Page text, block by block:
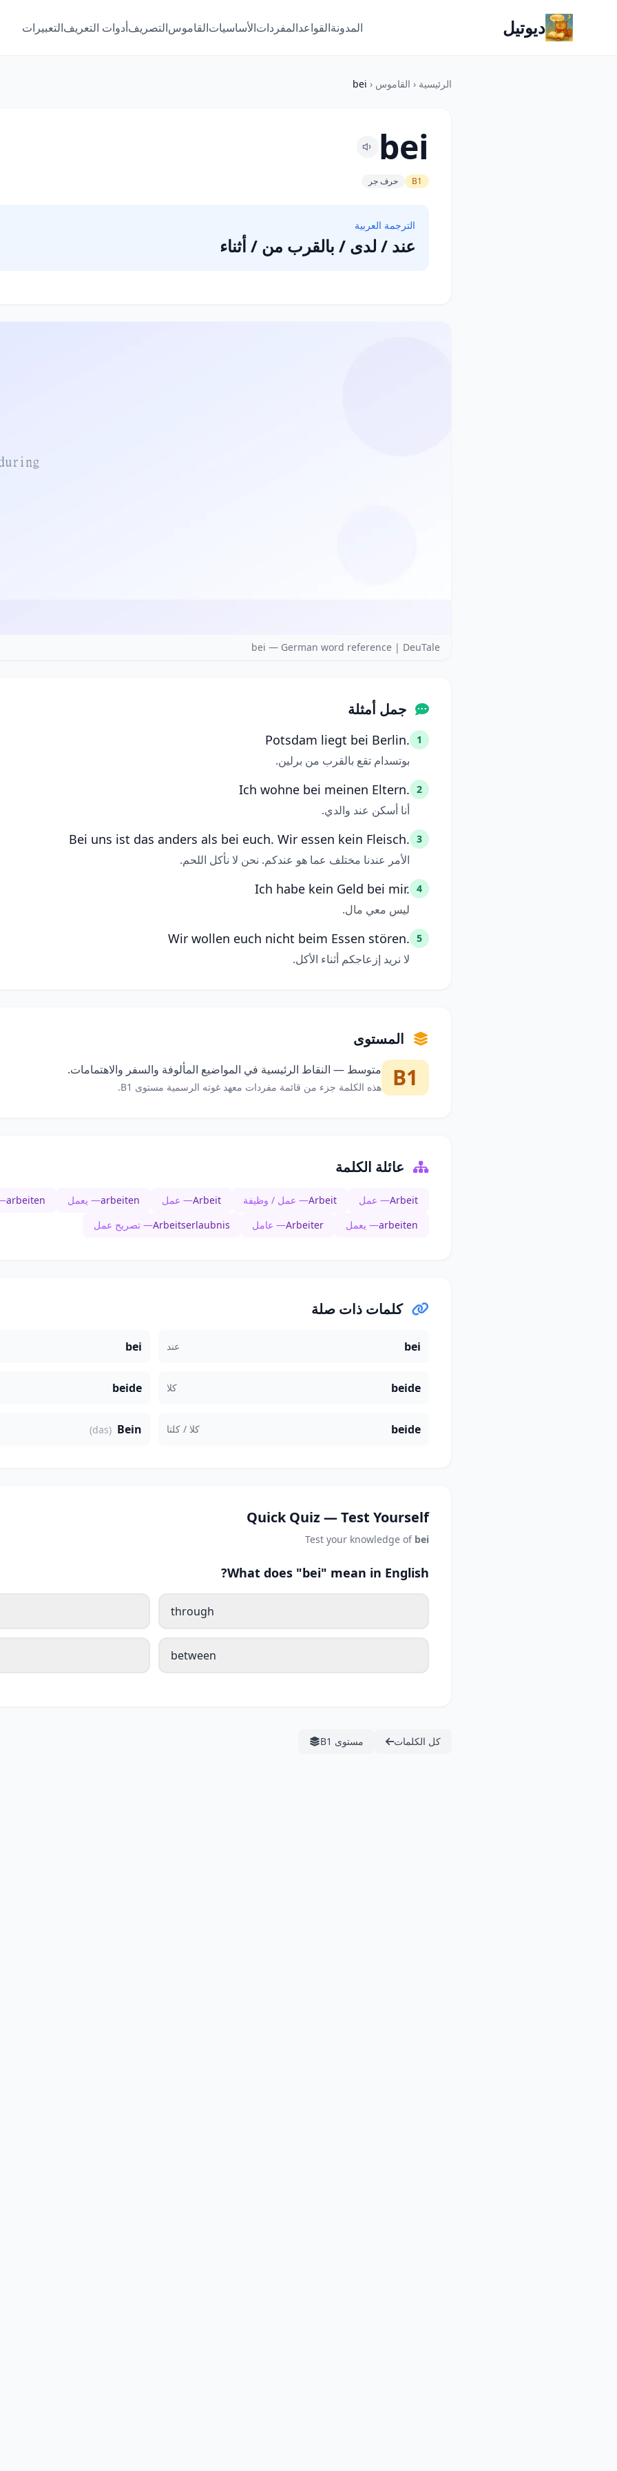
ديوتيل المدونةالقواعدالمفرداتالأساسياتالقاموسالتصريفأدوات التعريفالتعبيرات
الرئيسية ‹ القاموس ‹
bei
bei
B1 حرف جر
الترجمة العربية
عند / لدى / بالقرب من / أثناء
bei — German word reference | DeuTale
جمل أمثلة
1
Potsdam liegt bei Berlin.
بوتسدام تقع بالقرب من برلين.
2
Ich wohne bei meinen Eltern.
أنا أسكن عند والدي.
3
Bei uns ist das anders als bei euch. Wir essen kein Fleisch.
الأمر عندنا مختلف عما هو عندكم. نحن لا نأكل اللحم.
4
Ich habe kein Geld bei mir.
ليس معي مال.
5
Wir wollen euch nicht beim Essen stören.
لا نريد إزعاجكم أثناء الأكل.
المستوى
B1 متوسط — النقاط الرئيسية في المواضيع المألوفة والسفر والاهتمامات.
هذه الكلمة جزء من قائمة مفردات معهد غوته الرسمية مستوى B1.
عائلة الكلمة
Arbeit— عمل Arbeit— عمل / وظيفة Arbeit— عمل arbeiten— يعمل arbeiten
arbeiten— يعمل Arbeiter— عامل Arbeitserlaubnis— تصريح عمل
كلمات ذات صلة
bei عند bei
beide كلا beide
beide كلا / كلتا Bein
(das)
Quick Quiz — Test Yourself
Test your knowledge of bei
What does "bei" mean in English?
through
between
كل الكلمات مستوى B1